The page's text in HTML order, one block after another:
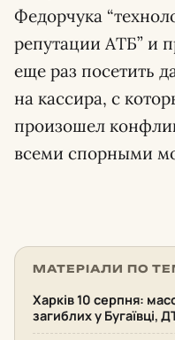
Федорчука
репутации АТБ” и
еще раз посетить
на кассира, с
произошел
всеми спорными
МАТЕРІАЛИ ПО
Харків 10 серпня:
загиблих у Бугаївці,